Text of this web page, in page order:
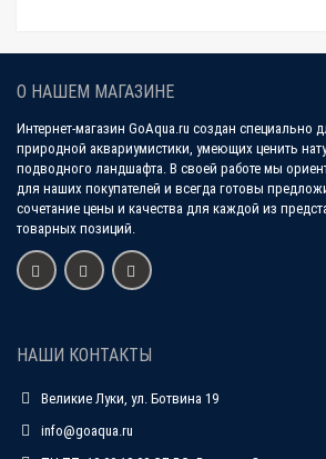
О НАШЕМ МАГАЗИНЕ
Интернет-магазин GoAqua.ru создан специально
природной аквариумистики, умеющих ценить
подводного ландшафта. В своей работе мы
для наших покупателей и всегда готовы
сочетание цены и качества для каждой из
товарных позиций.
НАШИ КОНТАКТЫ
Великие Луки, ул. Ботвина 19
info@goaqua.ru